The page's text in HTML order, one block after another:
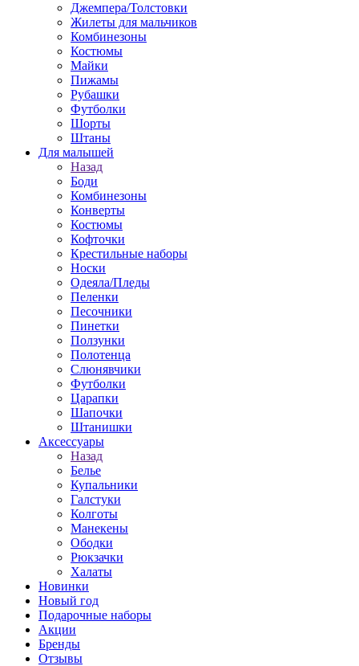
Джемпера/Толстовки
Жилеты для мальчиков
Комбинезоны
Костюмы
Майки
Пижамы
Рубашки
Футболки
Шорты
Штаны
Для малышей
Назад
Боди
Комбинезоны
Конверты
Костюмы
Кофточки
Крестильные наборы
Носки
Одеяла/Пледы
Пеленки
Песочники
Пинетки
Ползунки
Полотенца
Слюнявчики
Футболки
Царапки
Шапочки
Штанишки
Аксессуары
Назад
Белье
Купальники
Галстуки
Колготы
Манекены
Ободки
Рюкзачки
Халаты
Новинки
Новый год
Подарочные наборы
Акции
Бренды
Отзывы